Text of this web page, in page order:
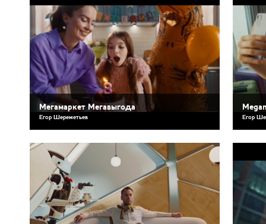
Мегамаркет Мегавыгода
Егор Шереметьев Егор